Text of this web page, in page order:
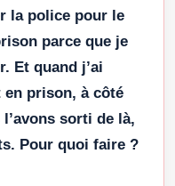
la police pour le
parce que je
Et quand j’ai
prison, à côté
sorti de là,
Pour quoi faire ?